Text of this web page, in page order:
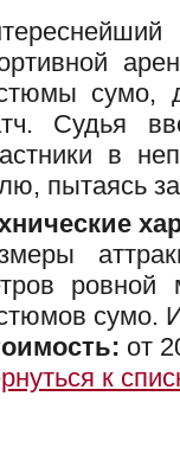
сумо,
Судья
в
пытаясь
ровной
сумо.
от
к